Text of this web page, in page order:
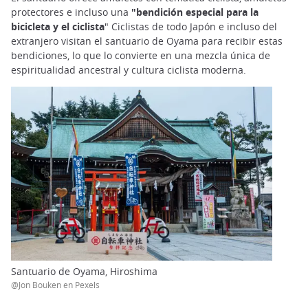
protectores e incluso una "bendición especial para la
bicicleta y el ciclista" Ciclistas de todo Japón e incluso del
extranjero visitan el santuario de Oyama para recibir estas
bendiciones, lo que lo convierte en una mezcla única de
espiritualidad ancestral y cultura ciclista moderna.
Santuario de Oyama, Hiroshima
@Jon Bouken en Pexels